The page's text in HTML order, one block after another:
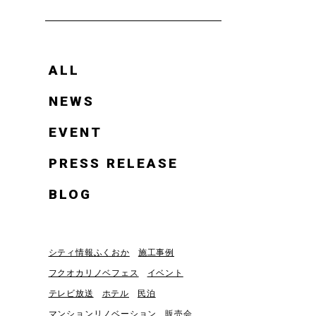
ALL
NEWS
EVENT
PRESS RELEASE
BLOG
シティ情報ふくおか 施工事例
フクオカリノベフェス イベント
テレビ放送 ホテル 民泊
マンションリノベーション 販売会